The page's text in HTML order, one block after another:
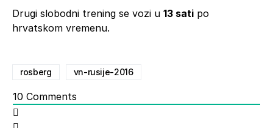
Drugi slobodni trening se vozi u 13 sati po
hrvatskom vremenu.
rosberg vn-rusije-2016
10 Comments